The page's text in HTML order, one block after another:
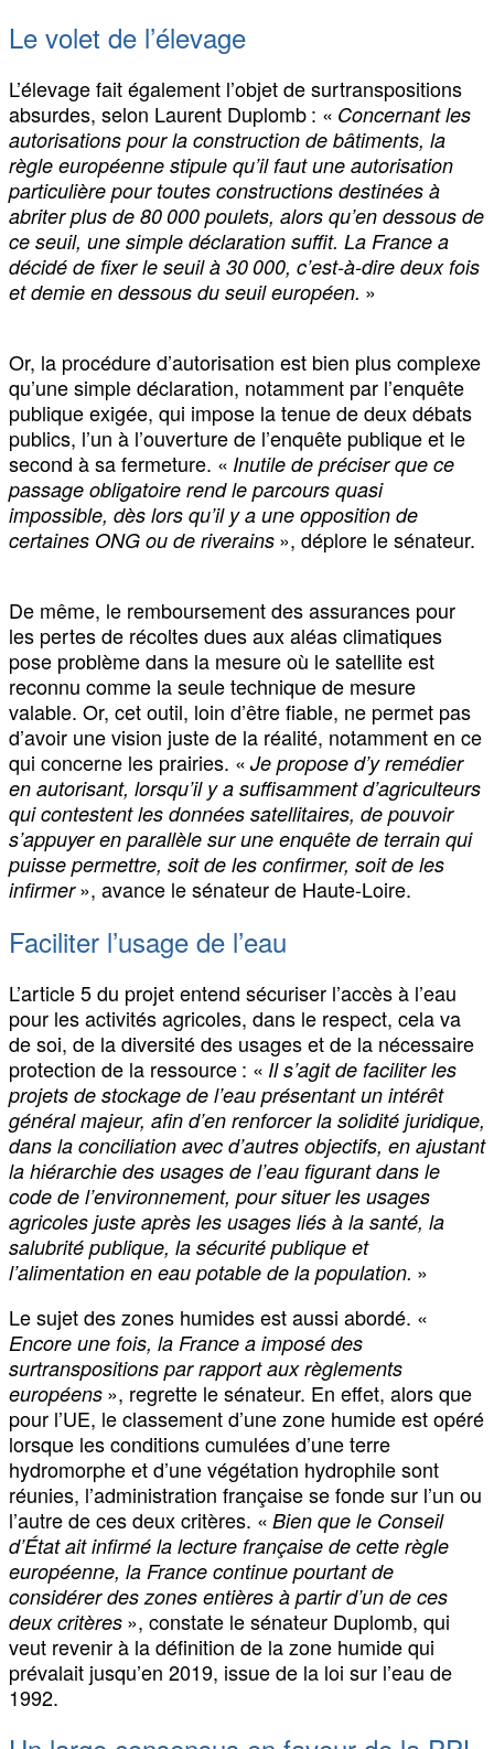
Le volet de l’élevage
L’élevage fait également l’objet de surtranspositions
absurdes, selon Laurent Duplomb : « Concernant les
autorisations pour la construction de bâtiments, la
règle européenne stipule qu’il faut une autorisation
particulière pour toutes constructions destinées à
abriter plus de 80 000 poulets, alors qu’en dessous de
ce seuil, une simple déclaration suffit. La France a
décidé de fixer le seuil à 30 000, c’est-à-dire deux fois
et demie en dessous du seuil européen. »
Or, la procédure d’autorisation est bien plus complexe
qu’une simple déclaration, notamment par l’enquête
publique exigée, qui impose la tenue de deux débats
publics, l’un à l’ouverture de l’enquête publique et le
second à sa fermeture. « Inutile de préciser que ce
passage obligatoire rend le parcours quasi
impossible, dès lors qu’il y a une opposition de
certaines ONG ou de riverains », déplore le sénateur.
De même, le remboursement des assurances pour
les pertes de récoltes dues aux aléas climatiques
pose problème dans la mesure où le satellite est
reconnu comme la seule technique de mesure
valable. Or, cet outil, loin d’être fiable, ne permet pas
d’avoir une vision juste de la réalité, notamment en ce
qui concerne les prairies. « Je propose d’y remédier
en autorisant, lorsqu’il y a suffisamment d’agriculteurs
qui contestent les données satellitaires, de pouvoir
s’appuyer en parallèle sur une enquête de terrain qui
puisse permettre, soit de les confirmer, soit de les
infirmer», avance le sénateur de Haute-Loire.
Faciliter l’usage de l’eau
L’article 5 du projet entend sécuriser l’accès à l’eau
pour les activités agricoles, dans le respect, cela va
de soi, de la diversité des usages et de la nécessaire
protection de la ressource : « Il s’agit de faciliter les
projets de stockage de l’eau présentant un intérêt
général majeur, afin d’en renforcer la solidité juridique,
dans la conciliation avec d’autres objectifs, en ajustant
la hiérarchie des usages de l’eau figurant dans le
code de l’environnement, pour situer les usages
agricoles juste après les usages liés à la santé, la
salubrité publique, la sécurité publique et
l’alimentation en eau potable de la population. »
Le sujet des zones humides est aussi abordé. «
Encore une fois, la France a imposé des
surtranspositions par rapport aux règlements
européens », regrette le sénateur. En effet, alors que
pour l’UE, le classement d’une zone humide est opéré
lorsque les conditions cumulées d’une terre
hydromorphe et d’une végétation hydrophile sont
réunies, l’administration française se fonde sur l’un ou
l’autre de ces deux critères. « Bien que le Conseil
d’État ait infirmé la lecture française de cette règle
européenne, la France continue pourtant de
considérer des zones entières à partir d’un de ces
deux critères », constate le sénateur Duplomb, qui
veut revenir à la définition de la zone humide qui
prévalait jusqu’en 2019, issue de la loi sur l’eau de
1992.